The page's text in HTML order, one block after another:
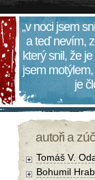
„v noci jsem
a teď nevím,
který snil, že
jsem
je
autoři a
Tomáš V.
Bohumil